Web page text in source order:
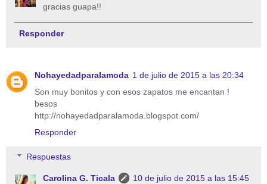
gracias guapa!!
Responder
Nohayedadparalamoda 1 de julio de 2015 a las 20:34
Son muy bonitos y con esos zapatos me encantan !
besos
http://nohayedadparalamoda.blogspot.com/
Responder
Respuestas
Carolina G. Ticala
10 de julio de 2015 a las 15:45